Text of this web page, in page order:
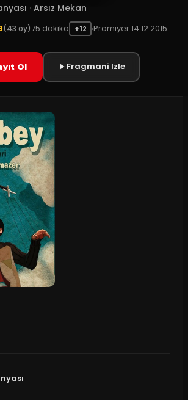
· Arsız Mekan
(43 oy)75 dakika +12 Prömiyer14.12.2015
Ol Fragmani Izle